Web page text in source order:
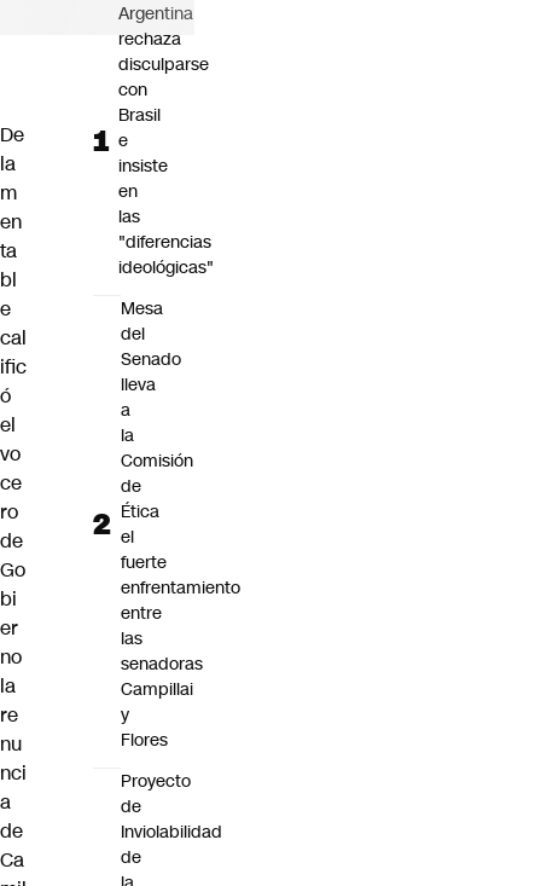
De
la
m
en
ta
bl
e
cal
ific
ó
el
vo
ce
ro
de
Go
bi
er
no
la
re
nu
nci
a
de
Ca
Argentina
rechaza
disculparse
con
Brasil
e
insiste
en
las
"diferencias
ideológicas"
Mesa
del
Senado
lleva
a
la
Comisión
de
Ética
el
fuerte
enfrentamiento
entre
las
senadoras
Campillai
y
Flores
Proyecto
de
Inviolabilidad
de